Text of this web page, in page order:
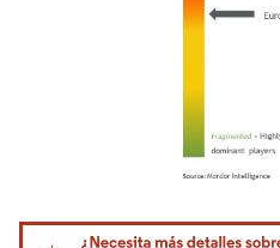
Imagen © Mordor Intelligence. El uso